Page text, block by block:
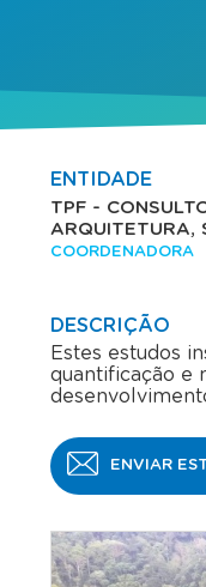
ENTIDADE
TPF -
ARQUITETURA,
COORDENADORA
DESCRIÇÃO
Estes estudos
quantificação e
ENVIAR